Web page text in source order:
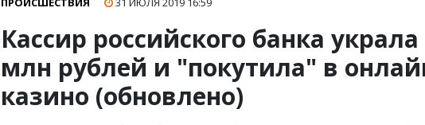
Кассир российского банка украла
млн рублей и "покутила" в
казино (обновлено)